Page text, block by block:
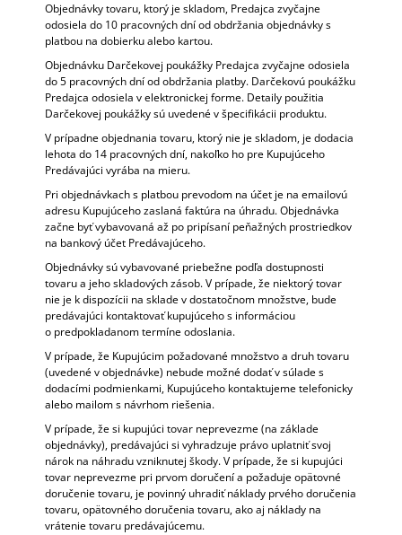
Objednávky tovaru, ktorý je skladom, Predajca zvyčajne
odosiela do 10 pracovných dní od obdržania objednávky s
platbou na dobierku alebo kartou.
Objednávku Darčekovej poukážky Predajca zvyčajne odosiela
do 5 pracovných dní od obdržania platby. Darčekovú poukážku
Predajca odosiela v elektronickej forme. Detaily použitia
Darčekovej poukážky sú uvedené v špecifikácii produktu.
V prípadne objednania tovaru, ktorý nie je skladom, je dodacia
lehota do 14 pracovných dní, nakoľko ho pre Kupujúceho
Predávajúci vyrába na mieru.
Pri objednávkach s platbou prevodom na účet je na emailovú
adresu Kupujúceho zaslaná faktúra na úhradu. Objednávka
začne byť vybavovaná až po pripísaní peňažných prostriedkov
na bankový účet Predávajúceho.
Objednávky sú vybavované priebežne podľa dostupnosti
tovaru a jeho skladových zásob. V prípade, že niektorý tovar
nie je k dispozícii na sklade v dostatočnom množstve, bude
predávajúci kontaktovať kupujúceho s informáciou
o predpokladanom termíne odoslania.
V prípade, že Kupujúcim požadované množstvo a druh tovaru
(uvedené v objednávke) nebude možné dodať v súlade s
dodacími podmienkami, Kupujúceho kontaktujeme telefonicky
alebo mailom s návrhom riešenia.
V prípade, že si kupujúci tovar neprevezme (na základe
objednávky), predávajúci si vyhradzuje právo uplatniť svoj
nárok na náhradu vzniknutej škody. V prípade, že si kupujúci
tovar neprevezme pri prvom doručení a požaduje opätovné
doručenie tovaru, je povinný uhradiť náklady prvého doručenia
tovaru, opätovného doručenia tovaru, ako aj náklady na
vrátenie tovaru predávajúcemu.